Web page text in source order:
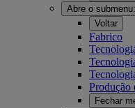
Abre o submenu:
Voltar
Fabrico
Produção
Fechar